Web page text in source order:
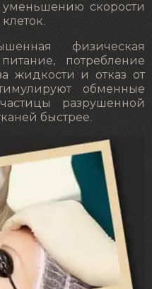
скорости
физическая
потребление
жидкости и отказ от
обменные
разрушенной
быстрее.